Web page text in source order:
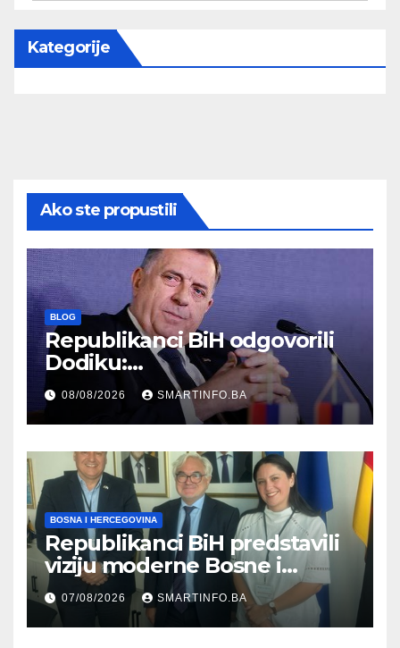
Kategorije
Ako ste propustili
BLOG
Republikanci BiH odgovorili
Dodiku:
Bosanskohercegovačka
kultura postoji i pripada svim
građanima
08/08/2026 SMARTINFO.BA
BOSNA I HERCEGOVINA
Republikanci BiH predstavili
viziju moderne Bosne i
Hercegovine ambasadoru
Njemačke
07/08/2026 SMARTINFO.BA